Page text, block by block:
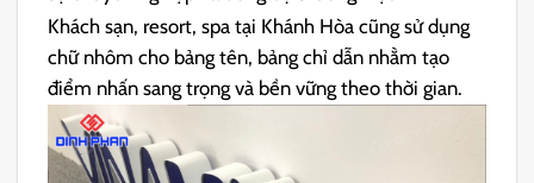
Khách sạn, resort, spa tại Khánh Hòa cũng sử dụng
chữ nhôm cho bảng tên, bảng chỉ dẫn nhằm tạo
điểm nhấn sang trọng và bền vững theo thời gian.